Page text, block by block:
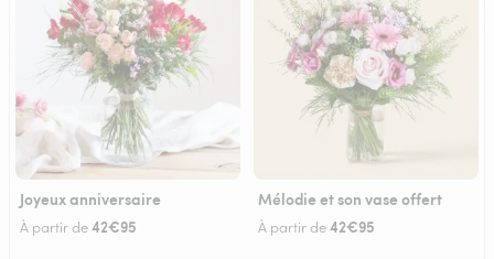
Joyeux anniversaire
À partir de42€95
Mélodie et son vase offert
À partir de42€95